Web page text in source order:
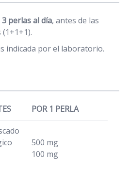
3 perlas al día, antes de las
indicada por el laboratorio.
POR 1 PERLA
500 mg
100 mg